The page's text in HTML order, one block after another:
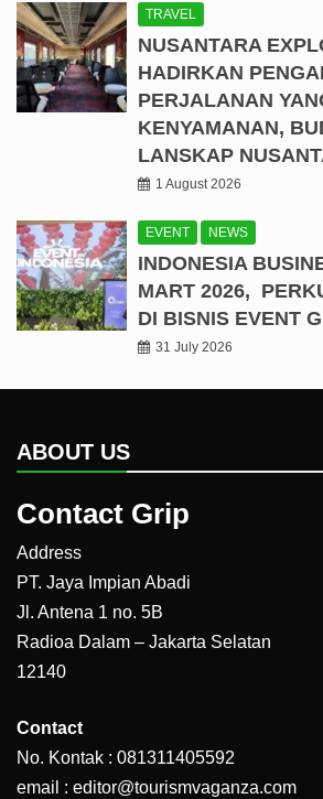
TRAVEL
NUSANTARA
HADIRKAN
PERJALANAN
KENYAMANAN,
LANSKAP
1 August 2026
EVENT NEWS
INDONESIA
MART 2026,
DI BISNIS EVENT
31 July 2026
ABOUT US
Contact Grip
Address
PT. Jaya Impian Abadi
Jl. Antena 1 no. 5B
Radioa Dalam – Jakarta Selatan
12140
Contact
No. Kontak : 081311405592
email : editor@tourismvaganza.com